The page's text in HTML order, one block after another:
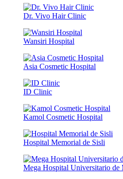
Dr. Vivo Hair Clinic
Wansiri Hospital
Asia Cosmetic Hospital
ID Clinic
Kamol Cosmetic Hospital
Hospital Memorial de Sisli
Mega Hospital Universitario de